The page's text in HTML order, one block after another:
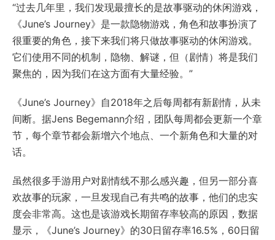
“过去几年里，我们发现最擅长的是故事驱动的休闲游戏，
《June’s Journey》是一款隐物游戏，角色和故事扮演了
很重要的角色，接下来我们将只做故事驱动的休闲游戏。
它们使用不同的机制，隐物、解谜，但（剧情）将是我们
聚焦的，因为我们在这方面有大量经验。”
《June’s Journey》自2018年之后每周都有新剧情，从未
间断。据Jens Begemann介绍，团队每周都会更新一个章
节，每个章节都会新增六个地点、一个新角色和大量的对
话。
虽然很多手游用户对剧情线不那么感兴趣，但另一部分喜
欢故事的玩家，一旦发现自己有共鸣的故事，他们的忠实
度会非常高。这也是该游戏长期留存率较高的原因，数据
显示，《June’s Journey》的30日留存率16.5%，60日留